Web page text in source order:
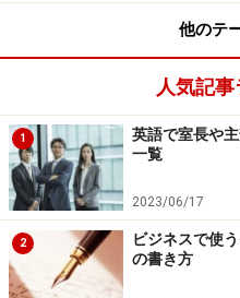
（そのままお待ちください
"One moment, please."
（しばらくお待ちください
これで十分です。
他のテ
人気記
1
英語で室長や
一覧
2023/06/17
2
ビジネスで使
の書き方